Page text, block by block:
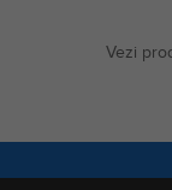
Vezi